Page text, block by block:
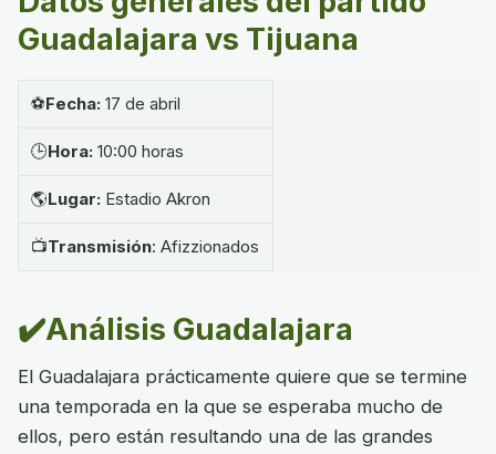
Guadalajara vs Tijuana
⚽Fecha:17 de abril
🕒Hora:10:00 horas
🌎Lugar: Estadio Akron
📺Transmisión: Afizzionados
✔️Análisis Guadalajara
El Guadalajara prácticamente quiere que se termine
una temporada en la que se esperaba mucho de
ellos, pero están resultando una de las grandes